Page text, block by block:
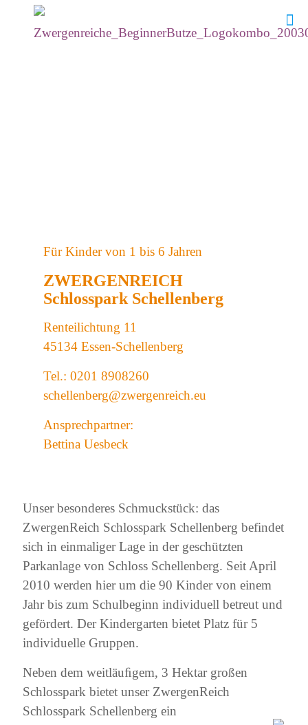
Für Kinder von 1 bis 6 Jahren
ZWERGENREICH
Schlosspark Schellenberg
Renteilichtung 11
45134 Essen-Schellenberg
Tel.: 0201 8908260
schellenberg@zwergenreich.eu
Ansprechpartner:
Bettina Uesbeck
Unser besonderes Schmuckstück: das
ZwergenReich Schlosspark Schellenberg befindet
sich in einmaliger Lage in der geschützten
Parkanlage von Schloss Schellenberg. Seit April
2010 werden hier um die 90 Kinder von einem
Jahr bis zum Schulbeginn individuell betreut und
gefördert. Der Kindergarten bietet Platz für 5
individuelle Gruppen.
Neben dem weitläuﬁgem, 3 Hektar großen
Schlosspark bietet unser ZwergenReich
Schlosspark Schellenberg ein